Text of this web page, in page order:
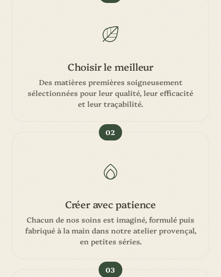
Choisir le meilleur
Des matières premières soigneusement
sélectionnées pour leur qualité, leur efficacité
et leur traçabilité.
02
Créer avec patience
Chacun de nos soins est imaginé, formulé puis
fabriqué à la main dans notre atelier provençal,
en petites séries.
03